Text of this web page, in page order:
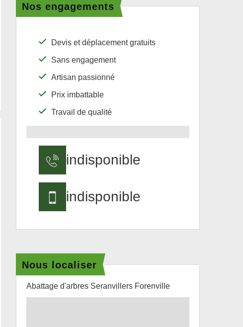
Nos engagements
Devis et déplacement gratuits
Sans engagement
Artisan passionné
Prix imbattable
Travail de qualité
indisponible
indisponible
Nous localiser
Abattage d'arbres Seranvillers Forenville